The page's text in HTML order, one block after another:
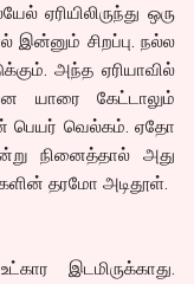
ஏரியிலிருந்து ஒரு
இன்னும் சிறப்பு. நல்ல
அந்த ஏரியாவில்
யாரை கேட்டாலும்
பெயர் வெல்கம். ஏதோ
நினைத்தால் அது
தரமோ அடிதூள்.
இடமிருக்காது.